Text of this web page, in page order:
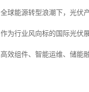
全球能源转型浪潮下，光伏
作为行业风向标的国际光伏
高效组件、智能运维、储能